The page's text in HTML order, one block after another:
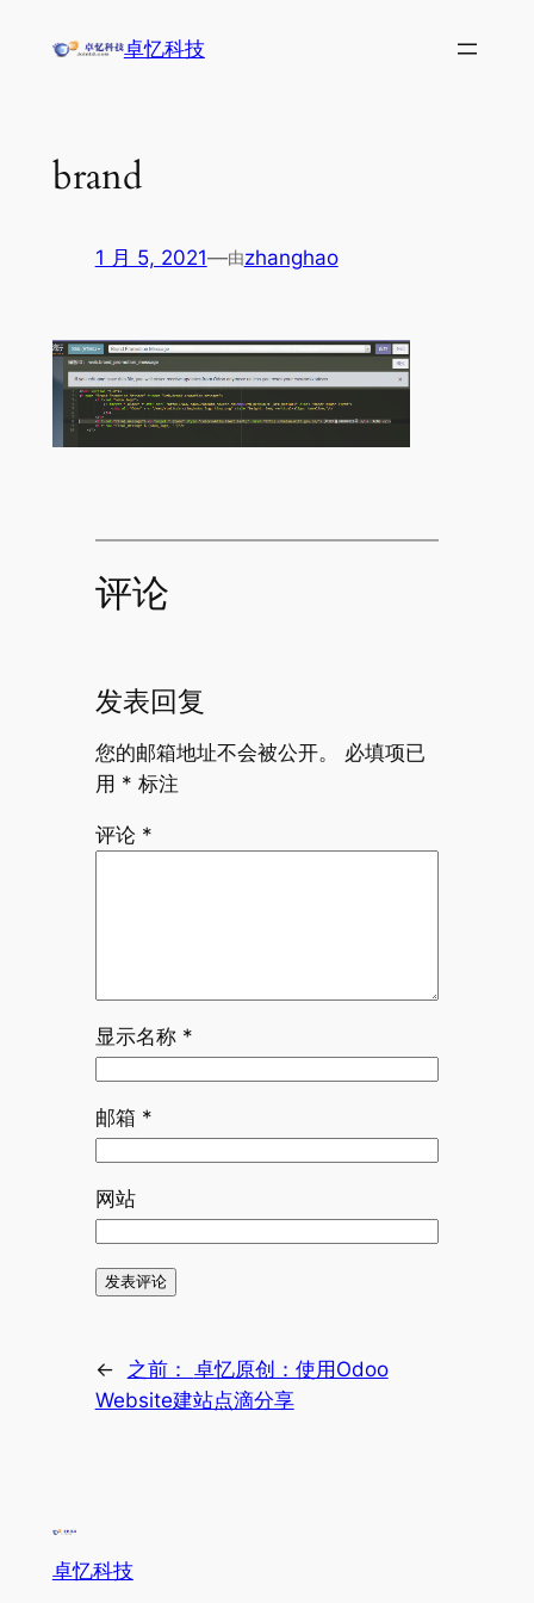
卓忆科技
brand
1 月 5, 2021—由zhanghao
评论
发表回复
您的邮箱地址不会被公开。
必填项已
用 * 标注
评论 *
显示名称 *
邮箱 *
网站
← 之前： 卓忆原创：使用Odoo
Website建站点滴分享
卓忆科技